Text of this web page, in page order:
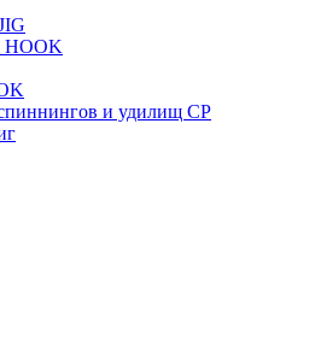
HOOK
и удилищ СР